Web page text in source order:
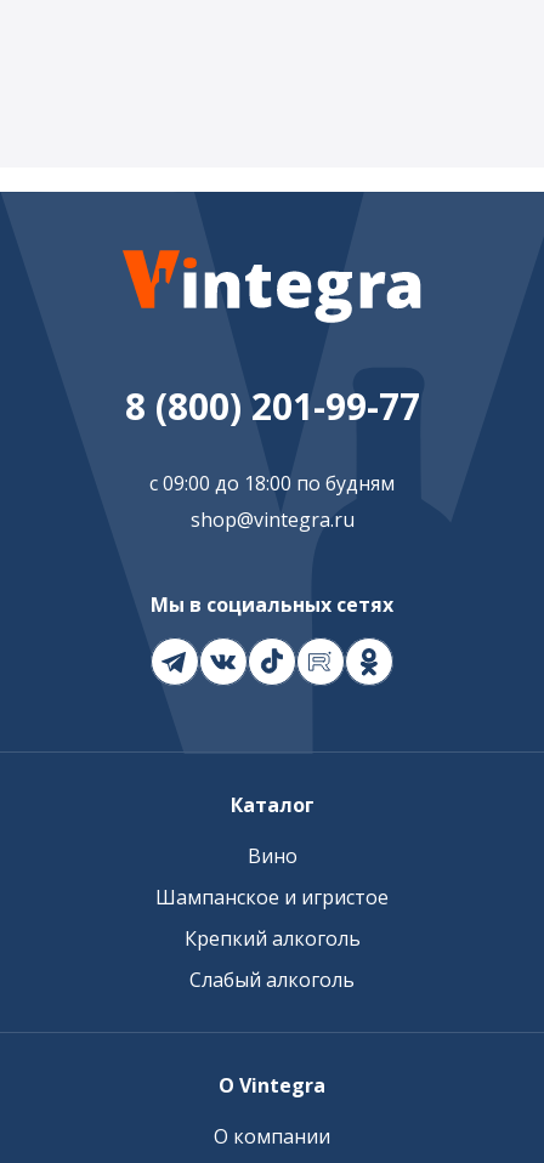
8 (800) 201-99-77
с 09:00 до 18:00 по будням
shop@vintegra.ru
Мы в социальных сетях
Каталог
Вино
Шампанское и игристое
Крепкий алкоголь
Слабый алкоголь
О Vintegra
О компании